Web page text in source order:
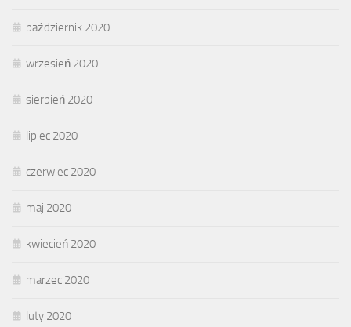
październik 2020
wrzesień 2020
sierpień 2020
lipiec 2020
czerwiec 2020
maj 2020
kwiecień 2020
marzec 2020
luty 2020